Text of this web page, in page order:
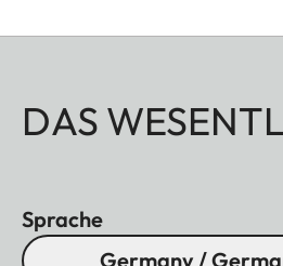
DAS
Sprache
Germany /